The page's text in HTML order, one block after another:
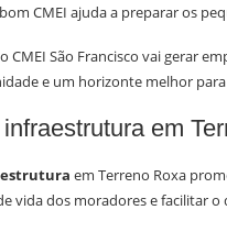
CMEI ajuda a preparar os
São Francisco vai gerar
e um horizonte melhor para
em
em Terreno Roxa
vida dos moradores e facilitar o